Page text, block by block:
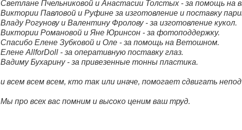
Светлане Пчельниковой и Анастасии Толстых - за помощь на
Виктории Павловой и Руфине за изготовление и поставку
Владу Рогунову и Валентину Фролову - за изготовление кукол.
Виктории Романовой и Яне Юринсон - за фотоподдержку.
Спасибо Елене Зубковой и Оле - за помощь на Ветошном.
Елене AllforDoll - за оперативную поставку глаз.
Вадиму Бухарину - за привезенные тонны пластика.
и всем всем всем, кто так или иначе, помогает сдвигать
Мы про всех вас помним и высоко ценим ваш труд.